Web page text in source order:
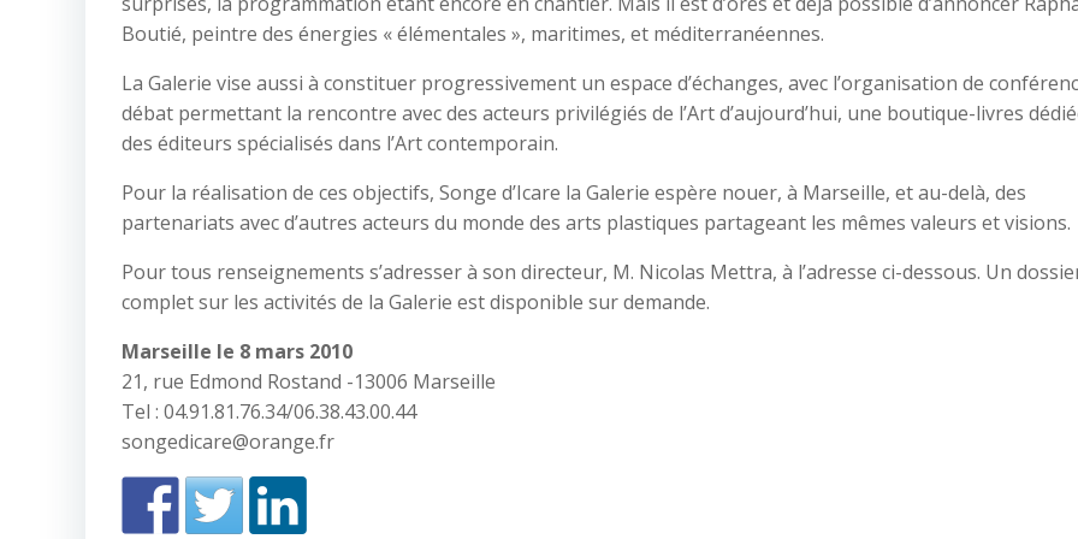
Boutié, peintre des énergies « élémentales », maritimes, et méditerranéennes.
La Galerie vise aussi à constituer progressivement un espace d’échanges, avec l’organisation de
débat permettant la rencontre avec des acteurs privilégiés de l’Art d’aujourd’hui, une boutique-livres
des éditeurs spécialisés dans l’Art contemporain.
Pour la réalisation de ces objectifs, Songe d’Icare la Galerie espère nouer, à Marseille, et au-delà, des
partenariats avec d’autres acteurs du monde des arts plastiques partageant les mêmes valeurs et visions.
Pour tous renseignements s’adresser à son directeur, M. Nicolas Mettra, à l’adresse ci-dessous. Un
complet sur les activités de la Galerie est disponible sur demande.
Marseille le 8 mars 2010
21, rue Edmond Rostand -13006 Marseille
Tel : 04.91.81.76.34/06.38.43.00.44
songedicare@orange.fr